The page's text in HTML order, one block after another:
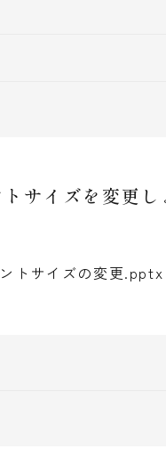
サイズを変更し
トサイズの変更.pptx